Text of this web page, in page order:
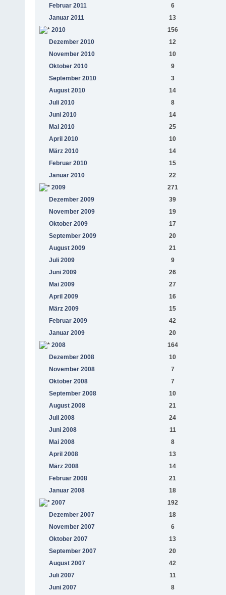
Februar 2011
6
Januar 2011
13
2010
156
Dezember 2010
12
November 2010
10
Oktober 2010
9
September 2010
3
August 2010
14
Juli 2010
8
Juni 2010
14
Mai 2010
25
April 2010
10
März 2010
14
Februar 2010
15
Januar 2010
22
2009
271
Dezember 2009
39
November 2009
19
Oktober 2009
17
September 2009
20
August 2009
21
Juli 2009
9
Juni 2009
26
Mai 2009
27
April 2009
16
März 2009
15
Februar 2009
42
Januar 2009
20
2008
164
Dezember 2008
10
November 2008
7
Oktober 2008
7
September 2008
10
August 2008
21
Juli 2008
24
Juni 2008
11
Mai 2008
8
April 2008
13
März 2008
14
Februar 2008
21
Januar 2008
18
2007
192
Dezember 2007
18
November 2007
6
Oktober 2007
13
September 2007
20
August 2007
42
Juli 2007
11
Juni 2007
8